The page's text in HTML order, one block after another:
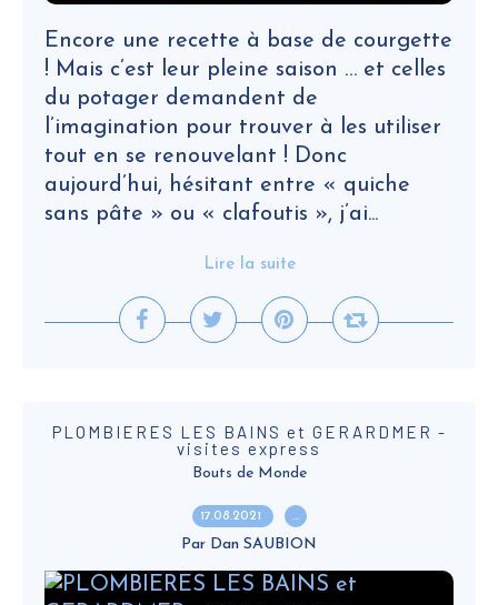
Encore une recette à base de courgette
! Mais c’est leur pleine saison … et celles
du potager demandent de
l’imagination pour trouver à les utiliser
tout en se renouvelant ! Donc
aujourd’hui, hésitant entre « quiche
sans pâte » ou « clafoutis », j’ai...
Lire la suite
PLOMBIERES LES BAINS et GERARDMER -
visites express
Bouts de Monde
17.08.2021 …
Par Dan SAUBION